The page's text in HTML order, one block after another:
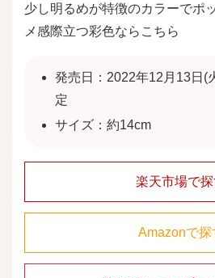
少し明るめが特徴のカラーでポ
メ感際立つ彩色ならこちら
発売日：2022年12月13日(
定
サイズ：約14cm
楽天市場で探
Amazonで探